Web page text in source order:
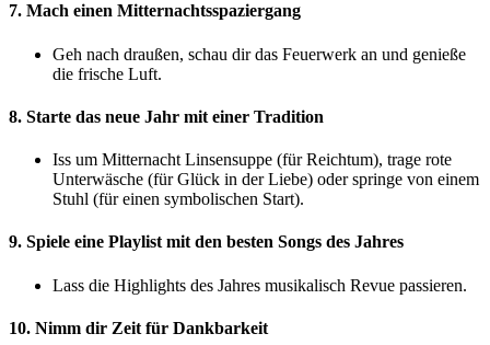
7. Mach einen Mitternachtsspaziergang
Geh nach draußen, schau dir das Feuerwerk an und genieße
die frische Luft.
8. Starte das neue Jahr mit einer Tradition
Iss um Mitternacht Linsensuppe (für Reichtum), trage rote
Unterwäsche (für Glück in der Liebe) oder springe von einem
Stuhl (für einen symbolischen Start).
9. Spiele eine Playlist mit den besten Songs des Jahres
Lass die Highlights des Jahres musikalisch Revue passieren.
10. Nimm dir Zeit für Dankbarkeit